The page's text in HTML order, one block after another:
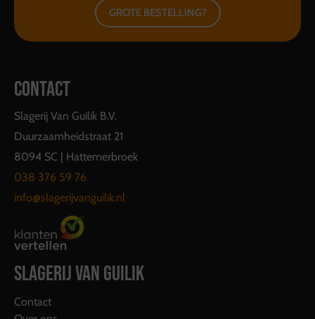
GROTE BESTELLING?
CONTACT
Slagerij Van Guilik B.V.
Duurzaamheidstraat 21
8094 SC | Hattemerbroek
038 376 59 76
info@slagerijvanguilik.nl
SLAGERIJ VAN GUILIK
Contact